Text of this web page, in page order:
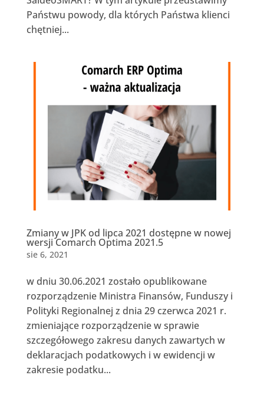
Państwu powody, dla których Państwa klienci
chętniej...
Zmiany w JPK od lipca 2021 dostępne w nowej
wersji Comarch Optima 2021.5
sie 6, 2021
w dniu 30.06.2021 zostało opublikowane
rozporządzenie Ministra Finansów, Funduszy i
Polityki Regionalnej z dnia 29 czerwca 2021 r.
zmieniające rozporządzenie w sprawie
szczegółowego zakresu danych zawartych w
deklaracjach podatkowych i w ewidencji w
zakresie podatku...